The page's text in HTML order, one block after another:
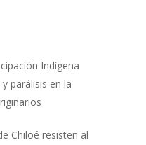
Indígena
parálisis en la
Chiloé resisten al